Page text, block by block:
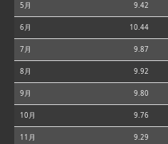
5月 9.42
6月 10.44
7月 9.87
8月 9.92
9月 9.80
10月 9.76
11月 9.29